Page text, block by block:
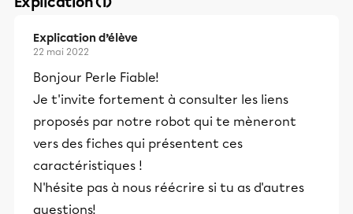
Explication d’élève
22 mai 2022
Bonjour Perle Fiable!
Je t'invite fortement à consulter les liens
proposés par notre robot qui te mèneront
vers des fiches qui présentent ces
caractéristiques !
N'hésite pas à nous réécrire si tu as d'autres
questions!